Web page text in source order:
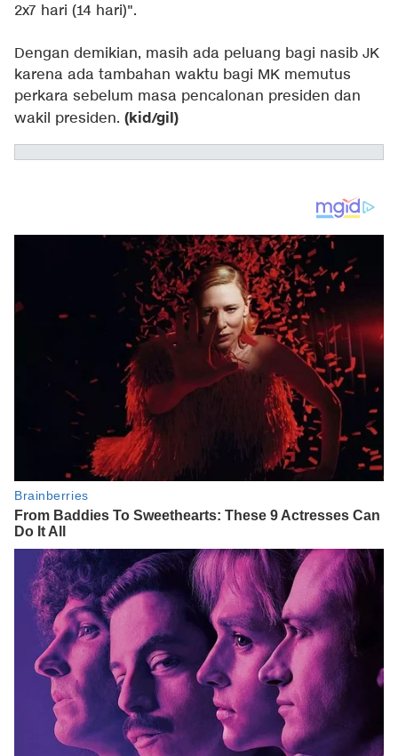
2x7 hari (14 hari)".
Dengan demikian, masih ada peluang bagi nasib JK
karena ada tambahan waktu bagi MK memutus
perkara sebelum masa pencalonan presiden dan
wakil presiden. (kid/gil)